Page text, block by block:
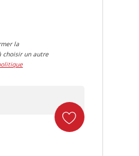
la
choisir un autre